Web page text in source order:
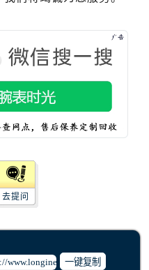
去提问
一键复制